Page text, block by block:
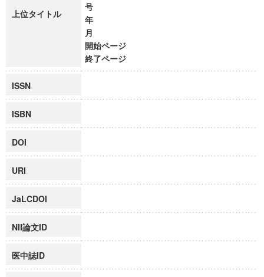
上位タイトル
号
年
月
開始ページ
終了ページ
ISSN
ISBN
DOI
URI
JaLCDOI
NII論文ID
医中誌ID